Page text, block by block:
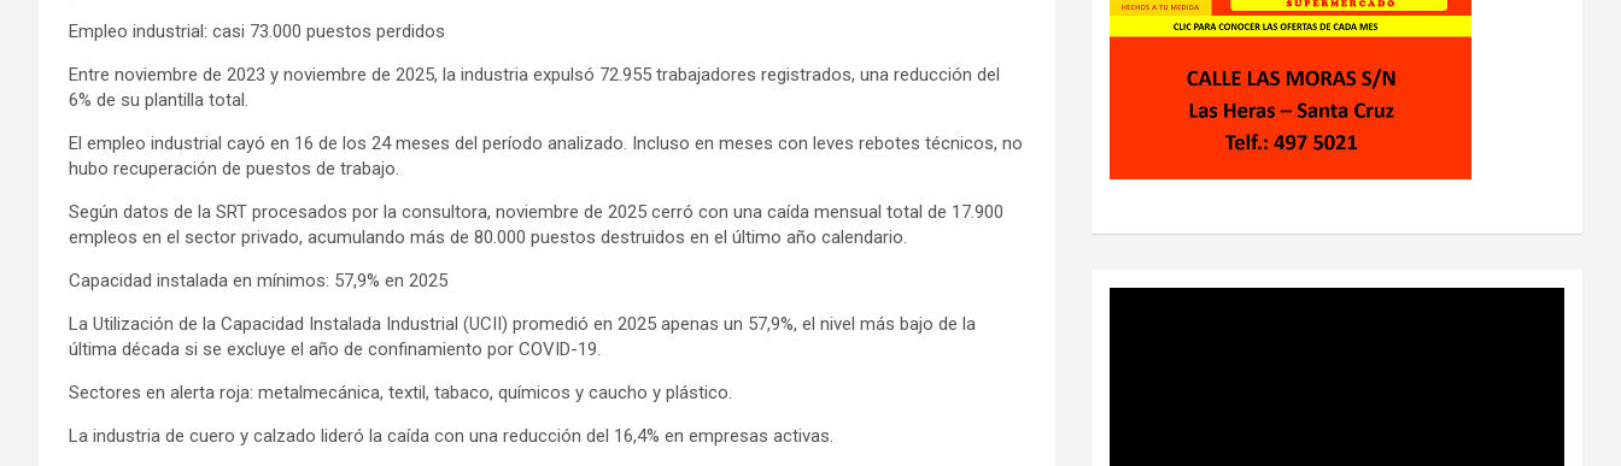
Empleo industrial: casi 73.000 puestos perdidos
Entre noviembre de 2023 y noviembre de 2025, la industria expulsó 72.955 trabajadores registrados, una reducción del
6% de su plantilla total.
El empleo industrial cayó en 16 de los 24 meses del período analizado. Incluso en meses con leves rebotes técnicos, no
hubo recuperación de puestos de trabajo.
Según datos de la SRT procesados por la consultora, noviembre de 2025 cerró con una caída mensual total de 17.900
empleos en el sector privado, acumulando más de 80.000 puestos destruidos en el último año calendario.
Capacidad instalada en mínimos: 57,9% en 2025
La Utilización de la Capacidad Instalada Industrial (UCII) promedió en 2025 apenas un 57,9%, el nivel más bajo de la
última década si se excluye el año de confinamiento por COVID-19.
Sectores en alerta roja: metalmecánica, textil, tabaco, químicos y caucho y plástico.
La industria de cuero y calzado lideró la caída con una reducción del 16,4% en empresas activas.